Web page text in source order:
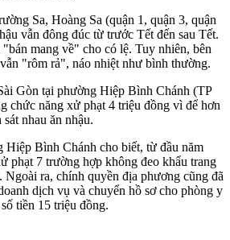
Sa, Hoàng Sa (quận 1, quận 3, quận
vẫn đông đúc từ trước Tết đến sau Tết.
mang về" cho có lệ. Tuy nhiên, bên
"rôm rả", náo nhiệt như bình thường.
Gòn tại phường Hiệp Bình Chánh (TP
chức năng xử phạt 4 triệu đồng vì để hơn
nhau ăn nhậu.
Bình Chánh cho biết, từ đầu năm
phạt 7 trường hợp không đeo khẩu trang
Ngoài ra, chính quyền địa phương cũng đã
dịch vụ và chuyển hồ sơ cho phòng y
tiền 15 triệu đồng.